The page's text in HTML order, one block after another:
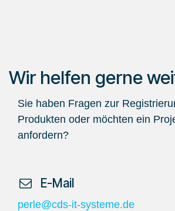
Wir helfen gerne
Sie haben Fragen zur
Produkten oder möchten ein
anfordern?
​ E-Mail
perle@cds-it-systeme.de